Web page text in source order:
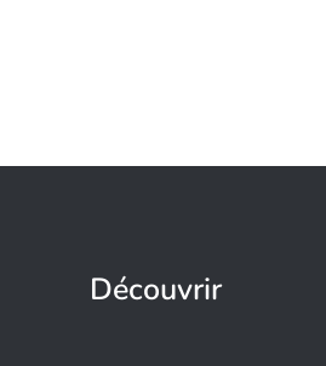
Découvrir